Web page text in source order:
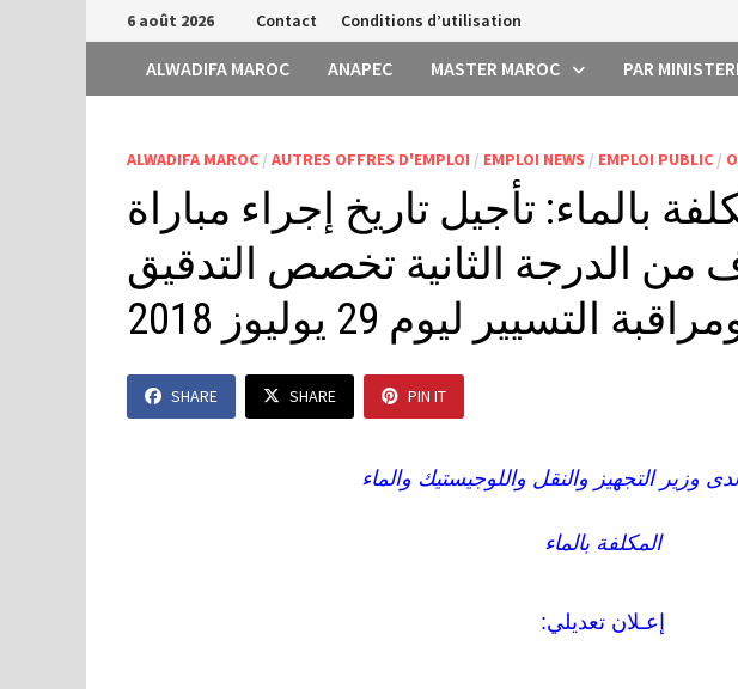
Passer
au
contenu
6 août 2026 Contact Conditions d’utilisation
ALWADIFA MAROC ANAPEC MASTER MAROC PAR
ALWADIFA MAROC /AUTRES OFFRES D'EMPLOI / EMPLOI NEWS / EMPLOI PUBLIC /
بالماء: تأجيل تاريخ إجراء مباراة
الدرجة الثانية تخصص التدقيق
التسيير ليوم 29 يوليوز 2018
SHARE SHARE PIN IT
لدى وزير التجهيز والنقل واللوجيستيك والماء
المكلفة بالماء
إعـلان تعديلي: